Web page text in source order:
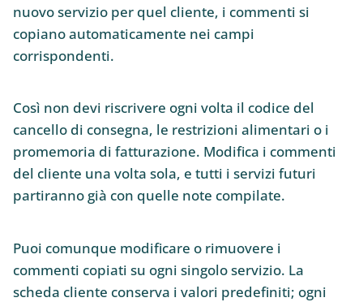
nuovo servizio per quel cliente, i commenti si
copiano automaticamente nei campi
corrispondenti.
Così non devi riscrivere ogni volta il codice del
cancello di consegna, le restrizioni alimentari o i
promemoria di fatturazione. Modifica i commenti
del cliente una volta sola, e tutti i servizi futuri
partiranno già con quelle note compilate.
Puoi comunque modificare o rimuovere i
commenti copiati su ogni singolo servizio. La
scheda cliente conserva i valori predefiniti; ogni